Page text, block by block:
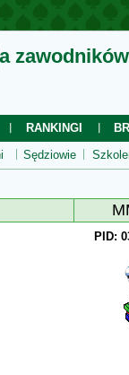
zawodników
RANKINGI
Sędziowie
PID: